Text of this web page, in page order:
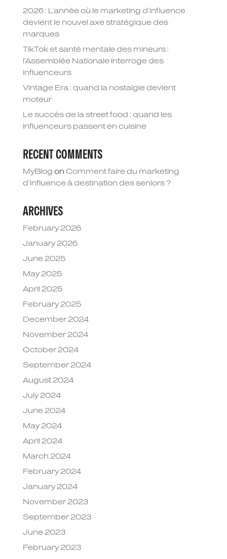
2026 : L’année où le marketing d’influence
devient le nouvel axe stratégique des
marques
TikTok et santé mentale des mineurs :
l’Assemblée Nationale interroge des
influenceurs
Vintage Era : quand la nostalgie devient
moteur
Le succès de la street food : quand les
influenceurs passent en cuisine
RECENT COMMENTS
MyBlog on Comment faire du marketing
d’influence à destination des seniors ?
ARCHIVES
February 2026
January 2026
June 2025
May 2025
April 2025
February 2025
December 2024
November 2024
October 2024
September 2024
August 2024
July 2024
June 2024
May 2024
April 2024
March 2024
February 2024
January 2024
November 2023
September 2023
June 2023
February 2023